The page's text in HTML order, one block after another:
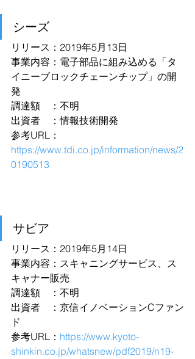
シーズ
リリース：2019年5月13日
事業内容：電子部品に組み込める「タ
イニーブロックチェーンチップ」の開
発
調達額　：不明
出資者　：情報技術開発
参考URL：
https://www.tdi.co.jp/information/news/2
0190513
サビア
リリース：2019年5月14日
事業内容：スキャニングサービス、ス
キャナー販売
調達額　：不明
出資者　：京信イノベーションCファン
ド
参考URL： https://www.kyoto-
shinkin.co.jp/whatsnew/pdf2019/n19-